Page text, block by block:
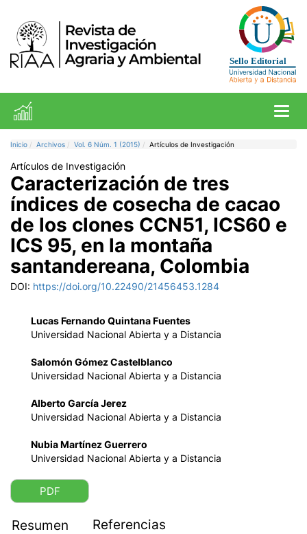
Inicio Archivos Vol. 6 Núm. 1 (2015) Artículos de Investigación
Artículos de Investigación
Caracterización de tres
índices de cosecha de cacao
de los clones CCN51, ICS60 e
ICS 95, en la montaña
santandereana, Colombia
DOI: https://doi.org/10.22490/21456453.1284
Lucas Fernando Quintana Fuentes
Universidad Nacional Abierta y a Distancia
Salomón Gómez Castelblanco
Universidad Nacional Abierta y a Distancia
Alberto García Jerez
Universidad Nacional Abierta y a Distancia
Nubia Martínez Guerrero
Universidad Nacional Abierta y a Distancia
PDF
Resumen Referencias